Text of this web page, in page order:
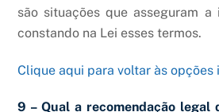
são situações que asseguram a
constando na Lei esses termos.
Clique aqui para voltar às opções
9 – Qual a recomendação legal